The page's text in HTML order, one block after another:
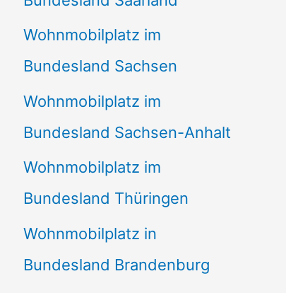
Wohnmobilplatz im
Bundesland Sachsen
Wohnmobilplatz im
Bundesland Sachsen-Anhalt
Wohnmobilplatz im
Bundesland Thüringen
Wohnmobilplatz in
Bundesland Brandenburg